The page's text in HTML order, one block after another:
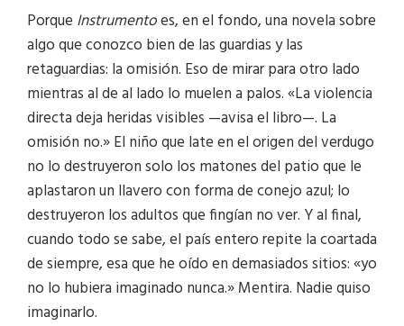
Porque Instrumentoes, en el fondo, una novela sobre
algo que conozco bien de las guardias y las
retaguardias: la omisión. Eso de mirar para otro lado
mientras al de al lado lo muelen a palos. «La violencia
directa deja heridas visibles —avisa el libro—. La
omisión no.» El niño que late en el origen del verdugo
no lo destruyeron solo los matones del patio que le
aplastaron un llavero con forma de conejo azul; lo
destruyeron los adultos que fingían no ver. Y al final,
cuando todo se sabe, el país entero repite la coartada
de siempre, esa que he oído en demasiados sitios: «yo
no lo hubiera imaginado nunca.» Mentira. Nadie quiso
imaginarlo.